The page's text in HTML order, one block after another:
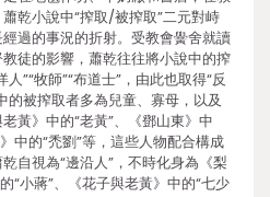
乾小說中“搾取/被搾取”二元對峙
過的事況的折射。受教會黌舍就讀
徒的影響，蕭乾往往將小說中的搾
”“牧師”“布道士”，由此也取得“反
的被搾取者多為兒童、寡母，以及
黃》中的“老黃”、《鄧山東》中
中的“禿劉”等，這些人物配合構成
自視為“邊沿人”，不時化身為《梨
“小蔣”、《花子與老黃》中的“七少